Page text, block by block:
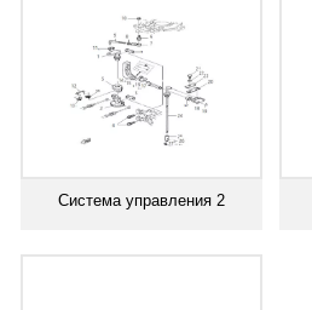
Система управления 2